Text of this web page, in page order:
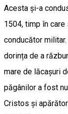
Acesta și-a
1504, timp în
conducător
dorința de a
mare de lăcașuri
păgânilor a fost
Cristos și